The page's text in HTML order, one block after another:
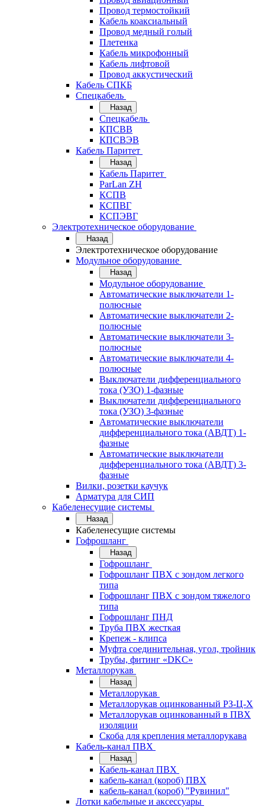
Провод термостойкий
Кабель коаксиальный
Провод медный голый
Плетенка
Кабель микрофонный
Кабель лифтовой
Провод аккустический
Кабель СПКБ
Спецкабель
Назад
Спецкабель
КПСВВ
КПСВЭВ
Кабель Паритет
Назад
Кабель Паритет
ParLan ZH
КСПВ
КСПВГ
КСПЭВГ
Электротехническое оборудование
Назад
Электротехническое оборудование
Модульное оборудование
Назад
Модульное оборудование
Автоматические выключатели 1-
полюсные
Автоматические выключатели 2-
полюсные
Автоматические выключатели 3-
полюсные
Автоматические выключатели 4-
полюсные
Выключатели дифференциального
тока (УЗО) 1-фазные
Выключатели дифференциального
тока (УЗО) 3-фазные
Автоматические выключатели
дифференциального тока (АВДТ) 1-
фазные
Автоматические выключатели
дифференциального тока (АВДТ) 3-
фазные
Вилки, розетки каучук
Арматура для СИП
Кабеленесущие системы
Назад
Кабеленесущие системы
Гофрошланг
Назад
Гофрошланг
Гофрошланг ПВХ с зондом легкого
типа
Гофрошланг ПВХ с зондом тяжелого
типа
Гофрошланг ПНД
Труба ПВХ жесткая
Крепеж - клипса
Муфта соединительная, угол, тройник
Трубы, фитинг «DKC»
Металлорукав
Назад
Металлорукав
Металлорукав оцинкованный РЗ-Ц-Х
Металлорукав оцинкованный в ПВХ
изоляции
Скоба для крепления металлорукава
Кабель-канал ПВХ
Назад
Кабель-канал ПВХ
кабель-канал (короб) ПВХ
кабель-канал (короб) "Рувинил"
Лотки кабельные и аксессуары